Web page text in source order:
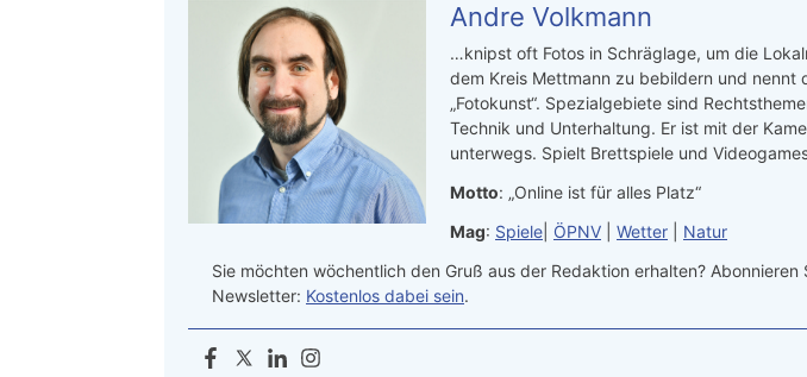
Andre Volkmann
…knipst oft Fotos in Schräglage, um die
dem Kreis Mettmann zu bebildern und nennt
„Fotokunst“. Spezialgebiete sind
Technik und Unterhaltung. Er ist mit der
unterwegs. Spielt Brettspiele und
Motto: „Online ist für alles Platz“
Mag: Spiele ÖPNV Wetter
Natur
Sie möchten wöchentlich den Gruß aus der Redaktion erhalten? Abonnieren
Newsletter: Kostenlos dabei sein.